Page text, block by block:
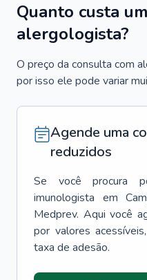
Quanto custa
alergologista?
O preço da consulta com
por isso ele pode variar
Agende uma
reduzidos
Se você procura
imunologista em
Medprev. Aqui você
por valores
taxa de adesão.